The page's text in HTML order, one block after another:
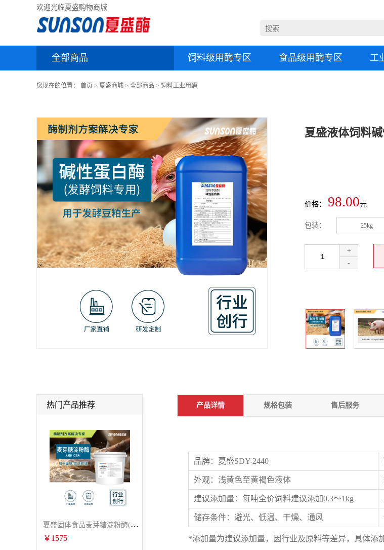
欢迎光临夏盛购物商城
全部商品 饲料级用酶专区 食品级用酶专区 工
您现在的位置： 首页 > 夏盛商城 > 全部商品 > 饲料工业用酶
价格： 98.00元
包装： 25kg
+
-
热门产品推荐
夏盛固体食品麦芽糖淀粉酶(烘焙及面粉改良用酶/发酵类食品可用)FDG-0012
￥ 1575
产品详情 规格包装 售后服务
品牌：夏盛SDY-2440
外观：浅黄色至黄褐色液体
建议添加量： 每吨全价饲料建议添加0.3～1kg
储存条件：避光、低温、干燥、通风
*添加量为建议添加量，因行业及原料等差异，具体添